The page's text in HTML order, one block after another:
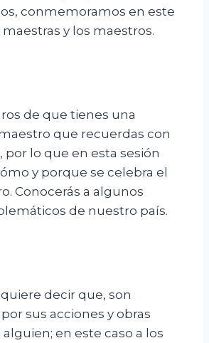
conmemoramos en este
y los maestros.
de que tienes una
que recuerdas con
por lo que en esta sesión
y porque se celebra el
Conocerás a algunos
de nuestro país.
decir que, son
sus acciones y obras
en este caso a los